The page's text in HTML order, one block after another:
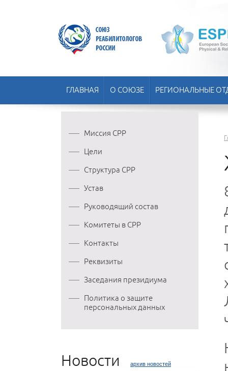
ГЛАВНАЯ О СОЮЗЕ РЕГИОНАЛЬНЫЕ
Миссия СРР
Цели
Структура СРР
Устав
Руководящий состав
Комитеты в СРР
Контакты
Реквизиты
Заседания президиума
Политика о защите
персональных данных
Новости архив новостей